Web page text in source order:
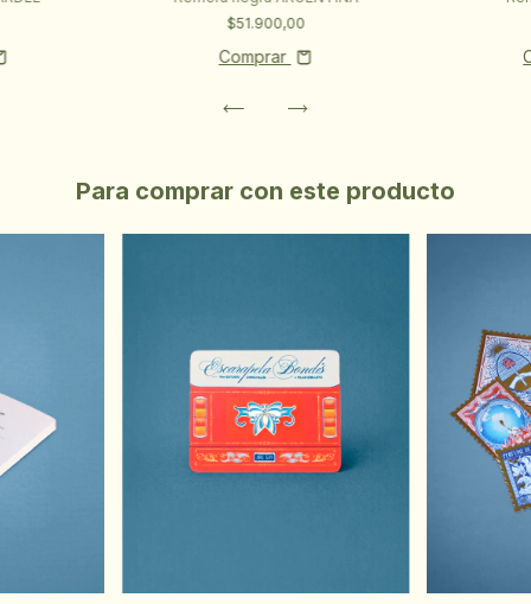
$51.900,00
Comprar
Para comprar con este producto